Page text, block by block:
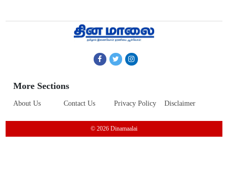
More Sections
About Us Contact Us Privacy Policy Disclaimer
© 2026 Dinamaalai